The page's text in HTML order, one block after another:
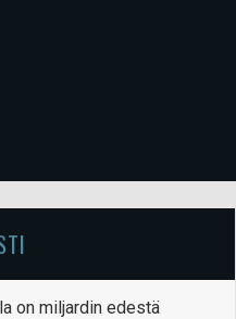
on miljardin edestä